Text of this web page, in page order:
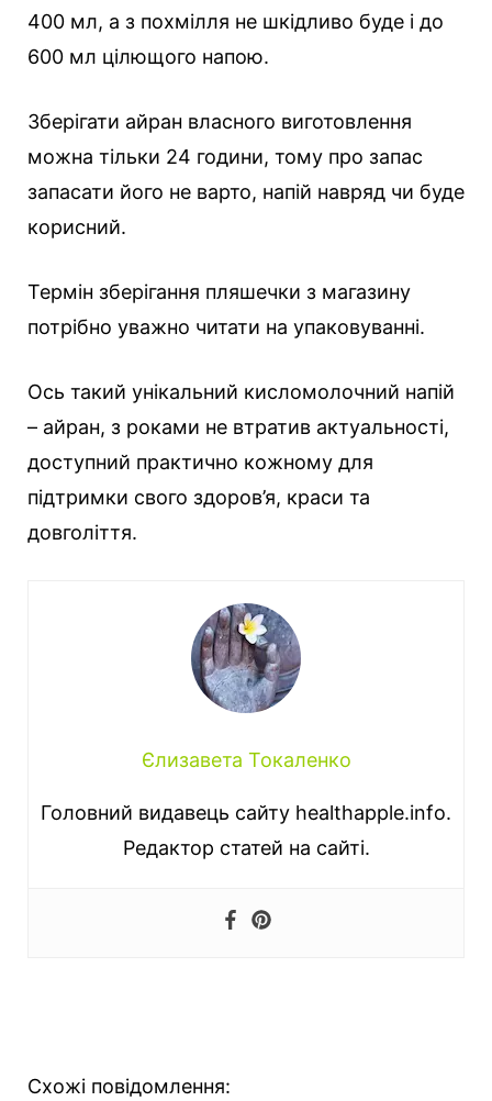
400 мл, а з похмілля не шкідливо буде і до
600 мл цілющого напою.
Зберігати айран власного виготовлення
можна тільки 24 години, тому про запас
запасати його не варто, напій навряд чи буде
корисний.
Термін зберігання пляшечки з магазину
потрібно уважно читати на упаковуванні.
Ось такий унікальний кисломолочний напій
– айран, з роками не втратив актуальності,
доступний практично кожному для
підтримки свого здоров’я, краси та
довголіття.
Єлизавета Токаленко
Головний видавець сайту healthapple.info.
Редактор статей на сайті.
Схожі повідомлення: